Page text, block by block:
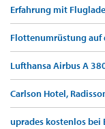
Erfahrung mit
Flottenumrüstung auf
Lufthansa Airbus A
Carlson Hotel,
uprades kostenlos bei